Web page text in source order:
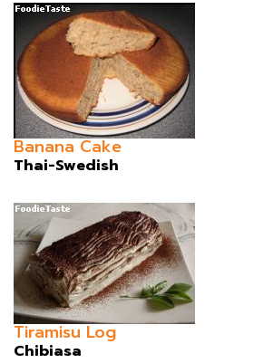
Banana Cake
Thai-Swedish
Tiramisu Log
Chibiasa